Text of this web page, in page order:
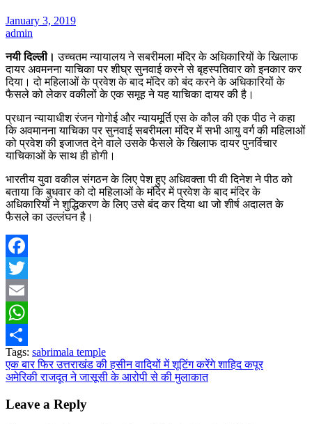
January 3, 2019
admin
नयी दिल्ली। उच्चतम न्यायालय ने सबरीमला मंदिर के अधिकारियों के खिलाफ
दायर अवमनना याचिका पर शीघ्र सुनवाई करने से बृहस्पतिवार को इनकार कर
दिया। दो महिलाओं के प्रवेश के बाद मंदिर को बंद करने के अधिकारियों के
फैसले को लेकर वकीलों के एक समूह ने यह याचिका दायर की है।
प्रधान न्यायाधीश रंजन गोगोई और न्यायमूर्ति एस के कौल की एक पीठ ने कहा
कि अवमानना याचिका पर सुनवाई सबरीमला मंदिर में सभी आयु वर्ग की महिलाओं
को प्रवेश की इजाजत देने वाले उसके फैसले के खिलाफ दायर पुनर्विचार
याचिकाओं के साथ ही होगी।
भारतीय युवा वकील संगठन के लिए पेश हुए अधिवक्ता पी वी दिनेश ने पीठ को
बताया कि बुधवार को दो महिलाओं के मंदिर में प्रवेश के बाद मंदिर के
अधिकारियों ने शुद्धिकरण के लिए उसे बंद कर दिया था जो शीर्ष अदालत के
फैसले का उल्लंघन है।
Facebook
Twitter
Email
WhatsApp
Share
Tags: sabrimala temple
Post
navigation
एक बार फिर उत्तराखंड की हसीन वादियों में शूटिंग करेंगे शाहिद कपूर
अमेरिकी राजदूत ने जासूसी के आरोपी से की मुलाकात
Leave a Reply